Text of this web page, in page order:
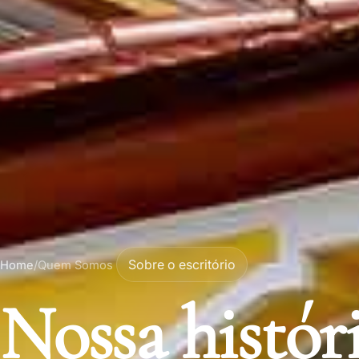
Home/Quem Somos Sobre o escritório
Nossa